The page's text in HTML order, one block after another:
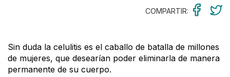
COMPARTIR:
Sin duda la celulitis es el caballo de batalla de millones
de mujeres, que desearían poder eliminarla de manera
permanente de su cuerpo.